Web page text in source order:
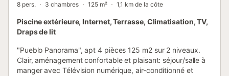
8 pers. 3 chambres 125 m² 1,1 km de la côte
Piscine extérieure, Internet, Terrasse, Climatisation, TV,
Draps de lit
"Pueblo Panorama", apt 4 pièces 125 m2 sur 2 niveaux.
Clair, aménagement confortable et plaisant: séjour/salle à
manger avec Télévision numérique, air-conditionné et